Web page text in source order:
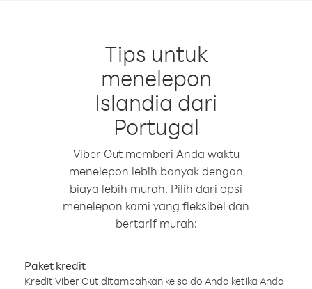
Tips untuk
menelepon
Islandia dari
Portugal
Viber Out memberi Anda waktu
menelepon lebih banyak dengan
biaya lebih murah. Pilih dari opsi
menelepon kami yang fleksibel dan
bertarif murah:
Paket kredit
Kredit Viber Out ditambahkan ke saldo Anda ketika Anda